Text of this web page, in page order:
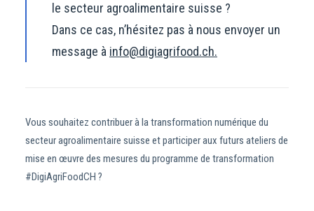
le secteur agroalimentaire suisse ?
Dans ce cas, n’hésitez pas à nous envoyer un
message à info@digiagrifood.ch.
Vous souhaitez contribuer à la transformation numérique du
secteur agroalimentaire suisse et participer aux futurs ateliers de
mise en œuvre des mesures du programme de transformation
#DigiAgriFoodCH ?